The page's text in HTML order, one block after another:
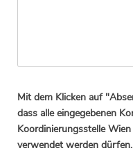
Mit dem Klicken auf
dass alle eingegebenen
Koordinierungsstelle
verwendet werden dürfen.